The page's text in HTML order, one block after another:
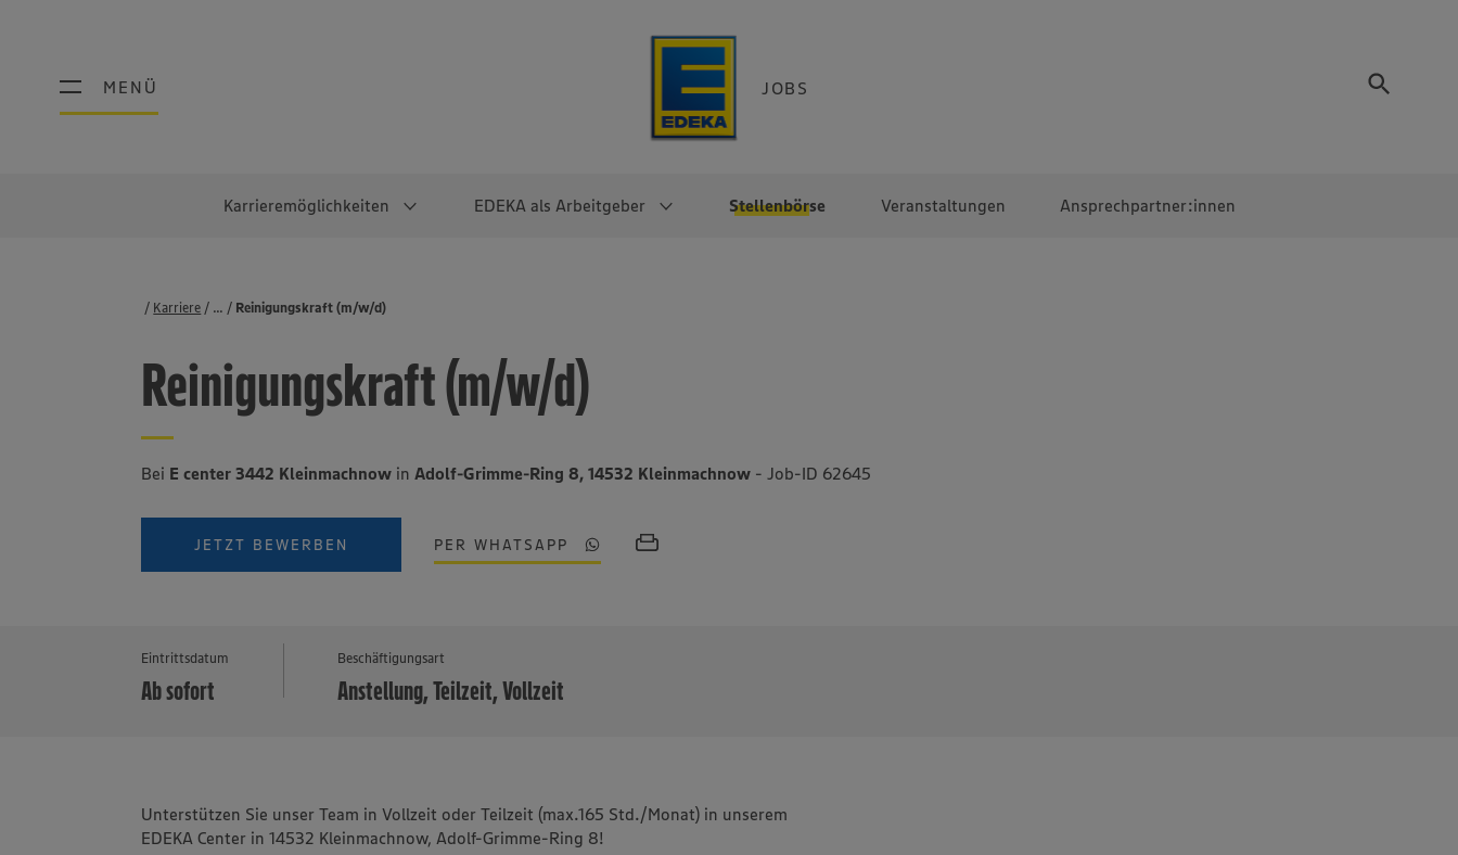
MENÜ JOBS
MENÜ
Karrieremöglichkeiten EDEKA als Arbeitgeber Stellenbörse Veranstaltungen Ansprechpartner:innen
Schülerpraktikum Abschlussarbeiten
Werkstudierendentätigkeit
Faires Gehalt
Diversität
Lebensmittelproduktion
Lager & Logistik
EDEKA-
Regionalgesellschaften
Karriere Stellenbörse
Reinigungskraft (m/w/d)
...
Reinigungskraft (m/w/d)
Bei E center 3442 Kleinmachnow inAdolf-Grimme-Ring 8, 14532 Kleinmachnow - Job-ID 62645
JETZT BEWERBEN PER WHATSAPP
Eintrittsdatum
Ab sofort
Beschäftigungsart
Anstellung, Teilzeit, Vollzeit
Unterstützen Sie unser Team in Vollzeit oder Teilzeit (max.165 Std./Monat) in unserem
EDEKA Center in 14532 Kleinmachnow, Adolf-Grimme-Ring 8!